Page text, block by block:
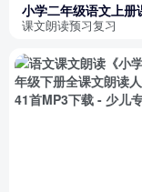
小学二年级语文上册
读
课文朗读预习复习